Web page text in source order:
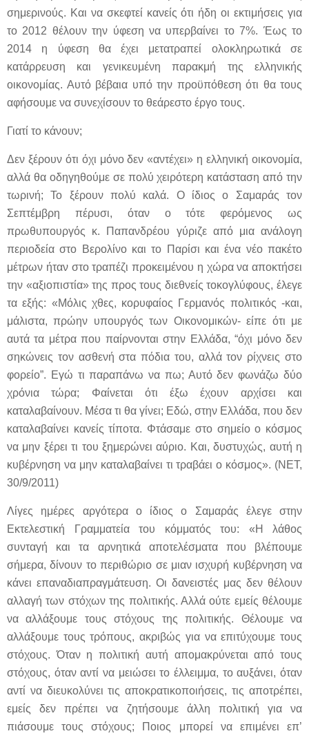
σημερινούς. Και να σκεφτεί κανείς ότι ήδη οι εκτιμήσεις για
το 2012 θέλουν την ύφεση να υπερβαίνει το 7%. Έως το
2014 η ύφεση θα έχει μετατραπεί ολοκληρωτικά σε
κατάρρευση και γενικευμένη παρακμή της ελληνικής
οικονομίας. Αυτό βέβαια υπό την προϋπόθεση ότι θα τους
αφήσουμε να συνεχίσουν το θεάρεστο έργο τους.
Γιατί το κάνουν;
Δεν ξέρουν ότι όχι μόνο δεν «αντέχει» η ελληνική οικονομία,
αλλά θα οδηγηθούμε σε πολύ χειρότερη κατάσταση από την
τωρινή; Το ξέρουν πολύ καλά. Ο ίδιος ο Σαμαράς τον
Σεπτέμβρη πέρυσι, όταν ο τότε φερόμενος ως
πρωθυπουργός κ. Παπανδρέου γύριζε από μια ανάλογη
περιοδεία στο Βερολίνο και το Παρίσι και ένα νέο πακέτο
μέτρων ήταν στο τραπέζι προκειμένου η χώρα να αποκτήσει
την «αξιοπιστία» της προς τους διεθνείς τοκογλύφους, έλεγε
τα εξής: «Μόλις χθες, κορυφαίος Γερμανός πολιτικός -και,
μάλιστα, πρώην υπουργός των Οικονομικών- είπε ότι με
αυτά τα μέτρα που παίρνονται στην Ελλάδα, “όχι μόνο δεν
σηκώνεις τον ασθενή στα πόδια του, αλλά τον ρίχνεις στο
φορείο”. Εγώ τι παραπάνω να πω; Αυτό δεν φωνάζω δύο
χρόνια τώρα; Φαίνεται ότι έξω έχουν αρχίσει και
καταλαβαίνουν. Μέσα τι θα γίνει; Εδώ, στην Ελλάδα, που δεν
καταλαβαίνει κανείς τίποτα. Φτάσαμε στο σημείο ο κόσμος
να μην ξέρει τι του ξημερώνει αύριο. Και, δυστυχώς, αυτή η
κυβέρνηση να μην καταλαβαίνει τι τραβάει ο κόσμος». (ΝΕΤ,
30/9/2011)
Λίγες ημέρες αργότερα ο ίδιος ο Σαμαράς έλεγε στην
Εκτελεστική Γραμματεία του κόμματός του: «Η λάθος
συνταγή και τα αρνητικά αποτελέσματα που βλέπουμε
σήμερα, δίνουν το περιθώριο σε μιαν ισχυρή κυβέρνηση να
κάνει επαναδιαπραγμάτευση. Οι δανειστές μας δεν θέλουν
αλλαγή των στόχων της πολιτικής. Αλλά ούτε εμείς θέλουμε
να αλλάξουμε τους στόχους της πολιτικής. Θέλουμε να
αλλάξουμε τους τρόπους, ακριβώς για να επιτύχουμε τους
στόχους. Όταν η πολιτική αυτή απομακρύνεται από τους
στόχους, όταν αντί να μειώσει το έλλειμμα, το αυξάνει, όταν
αντί να διευκολύνει τις αποκρατικοποιήσεις, τις αποτρέπει,
εμείς δεν πρέπει να ζητήσουμε άλλη πολιτική για να
πιάσουμε τους στόχους; Ποιος μπορεί να επιμένει επ’